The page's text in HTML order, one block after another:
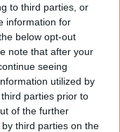
to third parties, or
information for
below opt-out
note that after your
seeing
utilized by
parties prior to
of the further
third parties on the